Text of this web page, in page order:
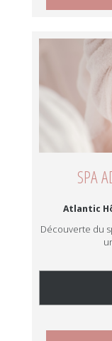
SPA
Atlantic
Découverte du